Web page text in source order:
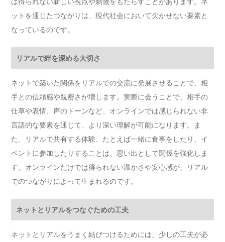
ットを通じたつながりは、現代社会において欠かせない要素と
なっているのです。
リアルで絆を深める大切さ
ネットで築いた関係をリアルでの交流に発展させることで、相
手との信頼感や親密さが増します。実際に会うことで、相手の
仕草や表情、声のトーンなど、オンラインでは感じられない非
言語的な要素を通じて、より深い理解が可能になります。ま
た、リアルで共有する体験、たとえば一緒に食事をしたり、イ
ベントに参加したりすることは、思い出として関係を強化しま
す。オンラインだけでは得られない温かさや安心感が、リアル
でのつながりによって生まれるのです。
ネットとリアルをつなぐための工夫
ネットとリアルをうまく結びつけるためには、少しの工夫が必